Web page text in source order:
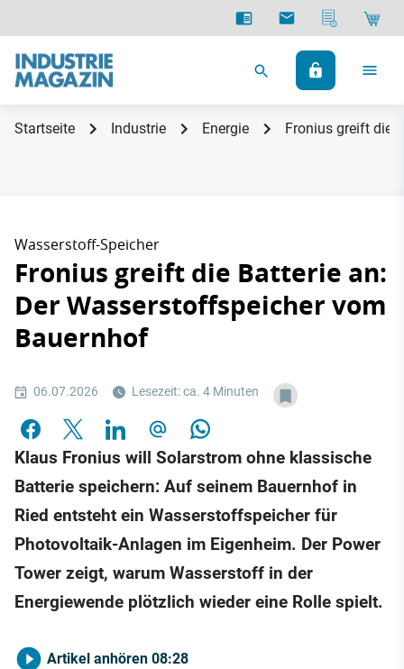
Startseite Industrie Energie Fronius greift die
Wasserstoff-Speicher
Fronius greift die Batterie an:
Der Wasserstoffspeicher vom
Bauernhof
06.07.2026 Lesezeit: ca. 4 Minuten
Klaus Fronius will Solarstrom ohne klassische
Batterie speichern: Auf seinem Bauernhof in
Ried entsteht ein Wasserstoffspeicher für
Photovoltaik-Anlagen im Eigenheim. Der Power
Tower zeigt, warum Wasserstoff in der
Energiewende plötzlich wieder eine Rolle spielt.
Artikel anhören 08:28